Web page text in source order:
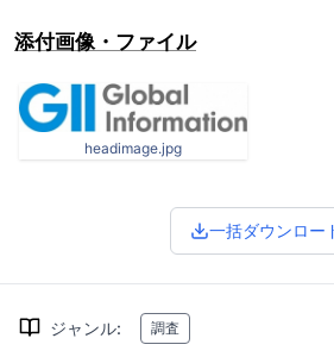
添付画像・ファイル
headimage.jpg
一括ダウンロー
ジャンル: 調査